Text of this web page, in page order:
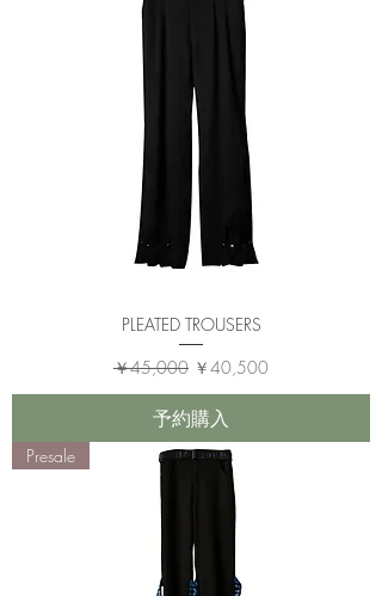
PLEATED TROUSERS
通常価格
￥45,000 セール価格
￥40,500
予約購入
Presale